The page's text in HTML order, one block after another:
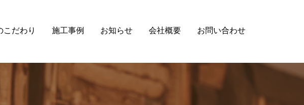
こだわり 施工事例 お知らせ 会社概要 お問い合わせ